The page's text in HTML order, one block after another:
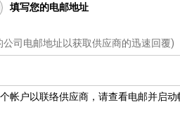
填写您的电邮地址
公司电邮地址以获取供应商的迅速回覆)
帐户以联络供应商，请查看电邮并启动